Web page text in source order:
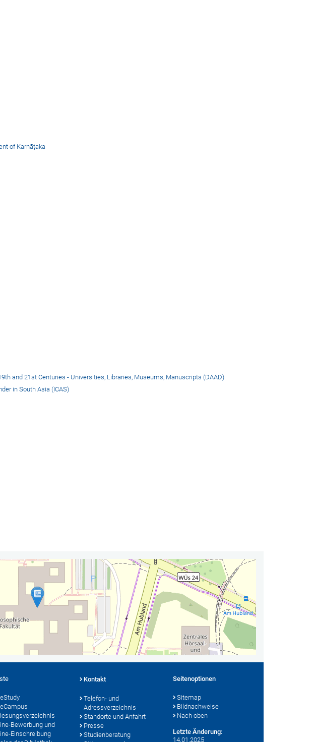
of Karnāṭaka
and 21st Centuries - Universities, Libraries, Museums, Manuscripts (DAAD)
in South Asia (ICAS)
Bewerbung und
Einschreibung
Kontakt
Telefon- und
Adressverzeichnis
Standorte und Anfahrt
Presse
Studienberatung
Seitenoptionen
Sitemap
Bildnachweise
Nach oben
Letzte Änderung:
14.01.2025